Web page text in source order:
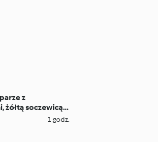
z
żółtą soczewicą i
1 godz.